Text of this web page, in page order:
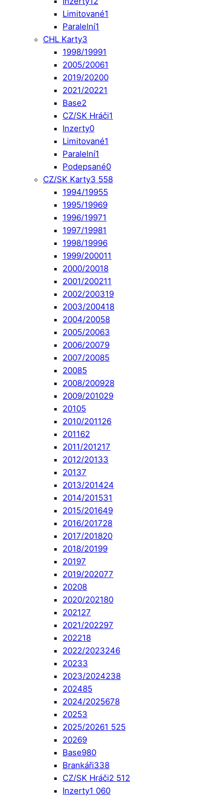
Limitované1
Paralelní1
CHL Karty3
1998/19991
2005/20061
2019/20200
2021/20221
Base2
CZ/SK Hráči1
Inzerty0
Limitované1
Paralelní1
Podepsané0
CZ/SK Karty3 558
1994/19955
1995/19969
1996/19971
1997/19981
1998/19996
1999/200011
2000/20018
2001/200211
2002/200319
2003/200418
2004/20058
2005/20063
2006/20079
2007/20085
20085
2008/200928
2009/201029
20105
2010/201126
201162
2011/201217
2012/20133
20137
2013/201424
2014/201531
2015/201649
2016/201728
2017/201820
2018/20199
20197
2019/202077
20208
2020/202180
202127
2021/202297
202218
2022/2023246
20233
2023/2024238
202485
2024/2025678
20253
2025/20261 525
20269
Base980
Brankáři338
CZ/SK Hráči2 512
Inzerty1 060